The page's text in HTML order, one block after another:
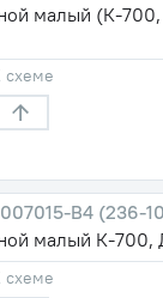
малый (К-
схеме
В4 (236-
малый К-700,
схеме